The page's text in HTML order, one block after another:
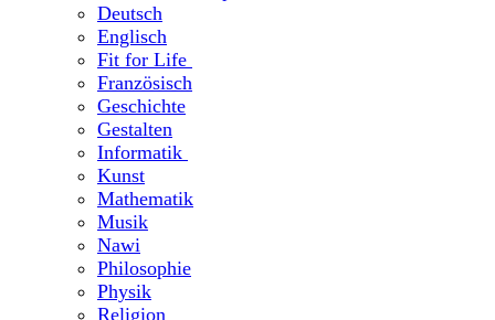
Deutsch
Englisch
Fit for Life
Französisch
Geschichte
Gestalten
Informatik
Kunst
Mathematik
Musik
Nawi
Philosophie
Physik
Religion